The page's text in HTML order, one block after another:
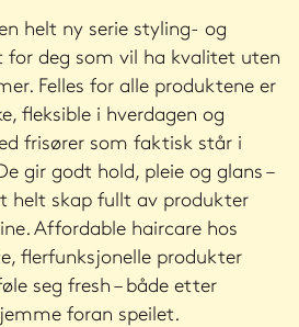
helt ny serie styling- og
for deg som vil ha kvalitet uten
Felles for alle produktene er
fleksible i hverdagen og
frisører som faktisk står i
gir godt hold, pleie og glans –
helt skap fullt av produkter
Affordable haircare hos
flerfunksjonelle produkter
seg fresh – både etter
foran speilet.